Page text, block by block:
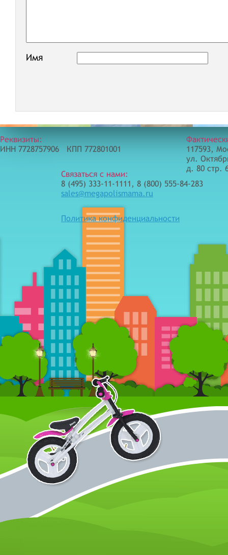
Имя
Реквизиты:
ИНН 7728757906 КПП 772801001
Связаться с нами:
8 (495) 333-11-1111, 8 (800) 555-84-283
sales@megapolismama.ru
Политика конфиденциальности
117593,
ул.
д. 80 стр.